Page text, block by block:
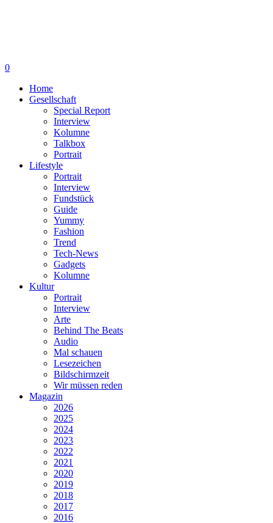
0
Home
Gesellschaft
Special Report
Interview
Kolumne
Talkbox
Portrait
Lifestyle
Portrait
Interview
Fundstück
Guide
Yummy
Fashion
Trend
Tech-News
Gadgets
Kolumne
Kultur
Portrait
Interview
Arte
Behind The Beats
Audio
Mal schauen
Lesezeichen
Bildschirmzeit
Wir müssen reden
Magazin
2026
2025
2024
2023
2022
2021
2020
2019
2018
2017
2016